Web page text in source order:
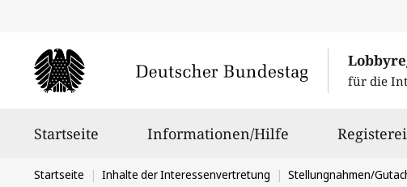
für die
Startseite Informationen/Hilfe
Sie
Startseite Inhalte der Interessenvertretung Stellungnahmen/